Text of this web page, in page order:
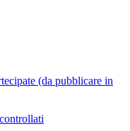
(da pubblicare in